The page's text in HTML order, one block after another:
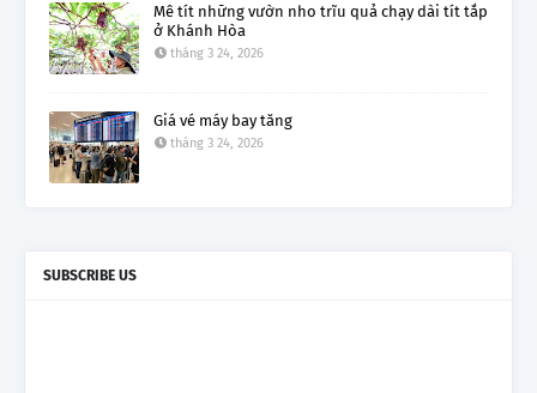
Mê tít những vườn nho trĩu quả chạy dài tít tắp
ở Khánh Hòa
tháng 3 24, 2026
Giá vé máy bay tăng
tháng 3 24, 2026
SUBSCRIBE US